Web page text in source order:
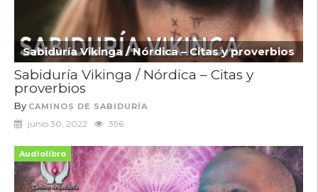
Sabiduría Vikinga / Nórdica – Citas y proverbios
Sabiduría Vikinga / Nórdica – Citas y
proverbios
By CAMINOS DE SABIDURÍA
junio 30, 2022 396
Audiolibro